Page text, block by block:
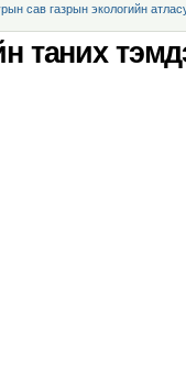
сав газрын экологийн
таних